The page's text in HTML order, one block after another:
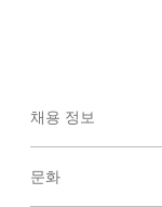
채용 정보
Career 영역
문화